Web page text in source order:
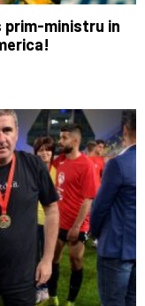
prim-ministru in